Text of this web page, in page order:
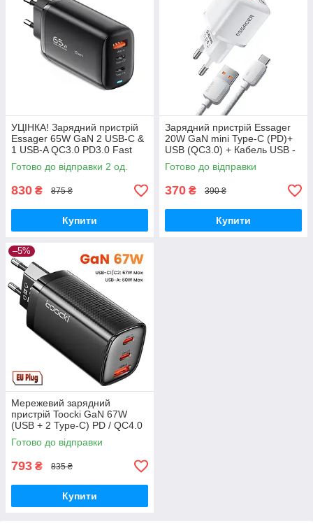
УЦІНКА! Зарядний пристрій
Essager 65W GaN 2 USB-С &
1 USB-A QC3.0 PD3.0 Fast
Charge
Готово до відправки 2 од.
830 ₴ 875 ₴
Купити
Зарядний пристрій Essager
20W GaN mini Type-С (PD)+
USB (QC3.0) + Кабель USB -
Type-С 1м Білий
Готово до відправки
370 ₴ 390 ₴
Купити
–5%
Мережевий зарядний
пристрій Toocki GaN 67W
(USB + 2 Type-C) PD / QC4.0
Black
Готово до відправки
793 ₴ 835 ₴
Купити